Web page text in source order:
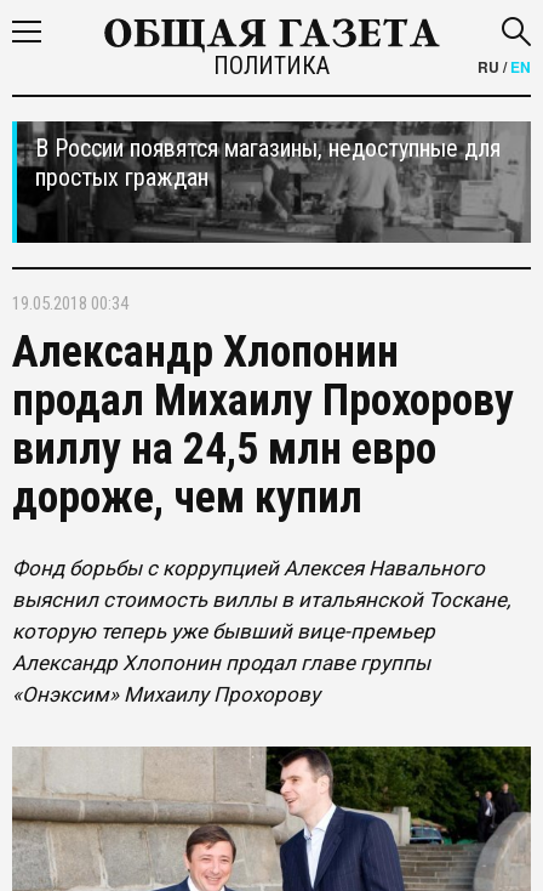
ПОЛИТИКА RU /EN
В России появятся магазины, недоступные для
простых граждан
19.05.2018 00:34
Александр Хлопонин
продал Михаилу Прохорову
виллу на 24,5 млн евро
дороже, чем купил
Фонд борьбы с коррупцией Алексея Навального
выяснил стоимость виллы в итальянской Тоскане,
которую теперь уже бывший вице-премьер
Александр Хлопонин продал главе группы
«Онэксим» Михаилу Прохорову